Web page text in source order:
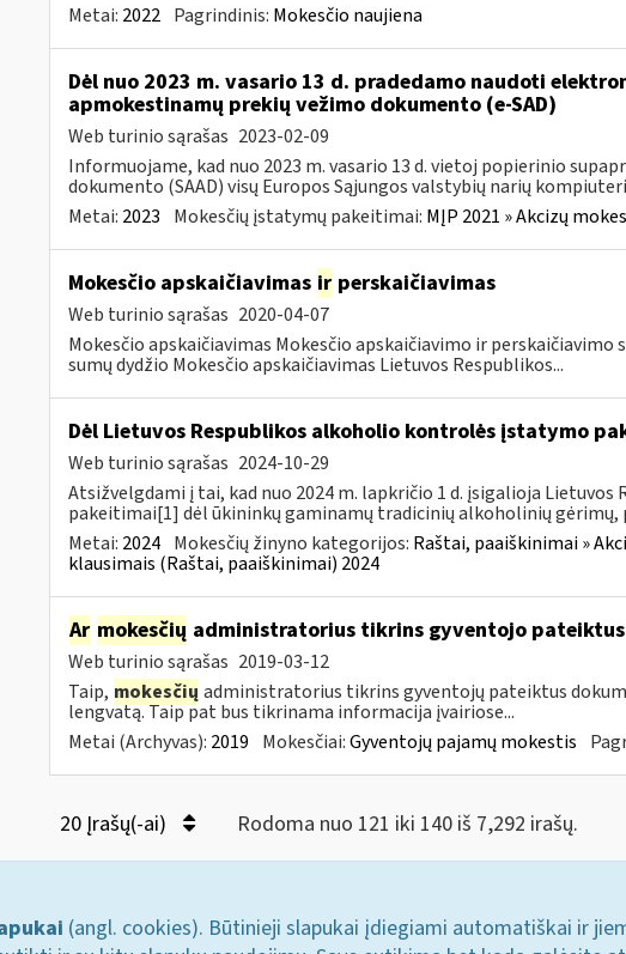
Metai: 2022 Pagrindinis: Mokesčio naujiena
Dėl nuo 2023 m. vasario 13 d. pradedamo naudoti
apmokestinamų prekių vežimo dokumento (e-SAD)
Web turinio sąrašas 2023-02-09
Informuojame, kad nuo 2023 m. vasario 13 d. vietoj popierinio
dokumento (SAAD) visų Europos Sąjungos valstybių narių
Metai: 2023 Mokesčių įstatymų pakeitimai: MĮP 2021 » Akcizų
Mokesčio apskaičiavimas irperskaičiavimas
Web turinio sąrašas 2020-04-07
Mokesčio apskaičiavimas Mokesčio apskaičiavimo ir
sumų dydžio Mokesčio apskaičiavimas Lietuvos Respublikos...
Dėl Lietuvos Respublikos alkoholio kontrolės įstatymo
Web turinio sąrašas 2024-10-29
Atsižvelgdami į tai, kad nuo 2024 m. lapkričio 1 d. įsigalioja
pakeitimai[1] dėl ūkininkų gaminamų tradicinių alkoholinių gėrimų,
Metai: 2024 Mokesčių žinyno kategorijos: Raštai, paaiškinimai »
klausimais (Raštai, paaiškinimai) 2024
Ar mokesčių administratorius tikrins gyventojo
Web turinio sąrašas 2019-03-12
Taip, mokesčių administratorius tikrins gyventojų pateiktus
lengvatą. Taip pat bus tikrinama informacija įvairiose...
Metai (Archyvas): 2019 Mokesčiai:Gyventojų pajamų mokestis
20 Įrašų(-ai) Rodoma nuo 121 iki 140 iš 7,292 irašų.
(angl. cookies). Būtinieji slapukai įdiegiami automatiškai ir